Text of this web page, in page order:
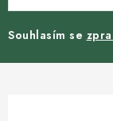
Souhlasím se